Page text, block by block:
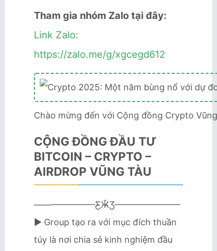
Tham gia nhóm Zalo tại đây:
Link Zalo:
https://zalo.me/g/xgcegd612
Chào mừng đến với Cộng đồng Crypto
CỘNG ĐỒNG ĐẦU TƯ
BITCOIN – CRYPTO –
AIRDROP VŨNG TÀU
———————Ƹ̴Ӂ̴Ʒ———————–
► Group tạo ra với mục đích thuần
túy là nơi chia sẻ kinh nghiệm đầu